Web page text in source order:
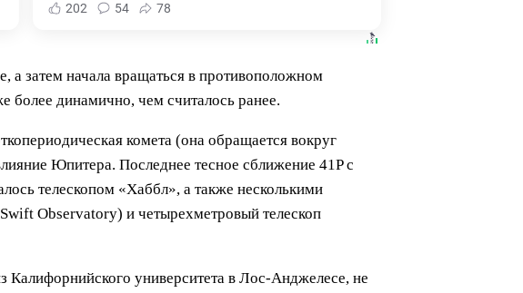
202 54 78
а затем начала вращаться в противоположном
более динамично, чем считалось ранее.
комета (она обращается вокруг
Юпитера. Последнее тесное сближение 41P с
телескопом «Хаббл», а также несколькими
Observatory) и четырехметровый телескоп
университета в Лос-Анджелесе, не